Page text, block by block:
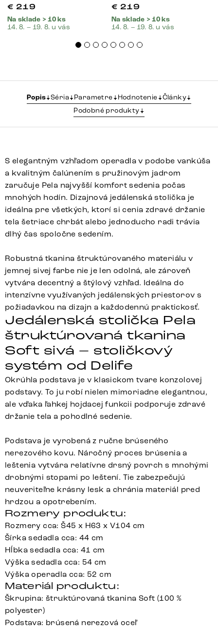
€ 219
Na sklade > 10 ks
14. 8. – 19. 8. u vás
€ 219
Na sklade > 10 ks
14. 8. – 19. 8. u vás
Popis Séria Parametre Hodnotenie
Články
Podobné produkty
S elegantným vzhľadom operadla v podobe vankúša
a kvalitným čalúnením s pružinovým jadrom
zaručuje Pela najvyšší komfort sedenia počas
mnohých hodín. Dizajnová jedálenská stolička je
ideálna pre všetkých, ktorí si cenia zdravé držanie
tela šetriace chrbát alebo jednoducho radi trávia
dlhý čas spoločne sedením.
Robustná tkanina štruktúrovaného materiálu v
jemnej sivej farbe nie je len odolná, ale zároveň
vytvára decentný a štýlový vzhľad. Ideálna do
intenzívne využívaných jedálenských priestorov s
požiadavkou na dizajn a každodennú praktickosť.
Jedálenská stolička Pela
štruktúrovaná tkanina
Soft sivá – stoličkový
systém od Delife
Okrúhla podstava je v klasickom tvare konzolovej
podstavy. To ju robí nielen mimoriadne elegantnou,
ale vďaka ľahkej hojdacej funkcii podporuje zdravé
držanie tela a pohodlné sedenie.
Podstava je vyrobená z ručne brúseného
nerezového kovu. Náročný proces brúsenia a
leštenia vytvára relatívne drsný povrch s mnohými
drobnými stopami po leštení. Tie zabezpečujú
neuveriteľne krásny lesk a chránia materiál pred
hrdzou a opotrebením.
Rozmery produktu:
Rozmery cca: Š45 x H63 x V104 cm
Šírka sedadla cca: 44 cm
Hĺbka sedadla cca: 41 cm
Výška sedadla cca: 54 cm
Výška operadla cca: 52 cm
Materiál produktu:
Škrupina: štruktúrovaná tkanina Soft (100 %
polyester)
Podstava: brúsená nerezová oceľ